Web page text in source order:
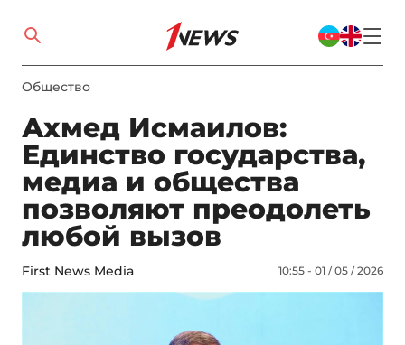
Общество
Ахмед Исмаилов:
Единство государства,
медиа и общества
позволяют преодолеть
любой вызов
First News Media 10:55 - 01 / 05 / 2026